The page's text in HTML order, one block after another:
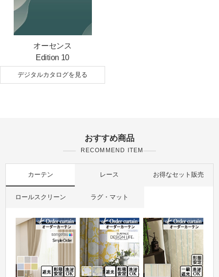
オーセンス
Edition 10
デジタルカタログを見る
おすすめ商品
RECOMMEND ITEM
カーテン レース お得なセット販売
ロールスクリーン ラグ・マット